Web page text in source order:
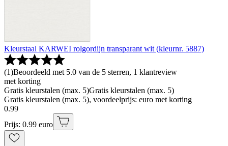
Kleurstaal KARWEI rolgordijn transparant wit (kleurnr. 5887)
(1)Beoordeeld met 5.0 van de 5 sterren, 1 klantreview
met korting
Gratis kleurstalen (max. 5)Gratis kleurstalen (max. 5)
Gratis kleurstalen (max. 5), voordeelprijs: euro met korting
0.99
Prijs: 0.99 euro